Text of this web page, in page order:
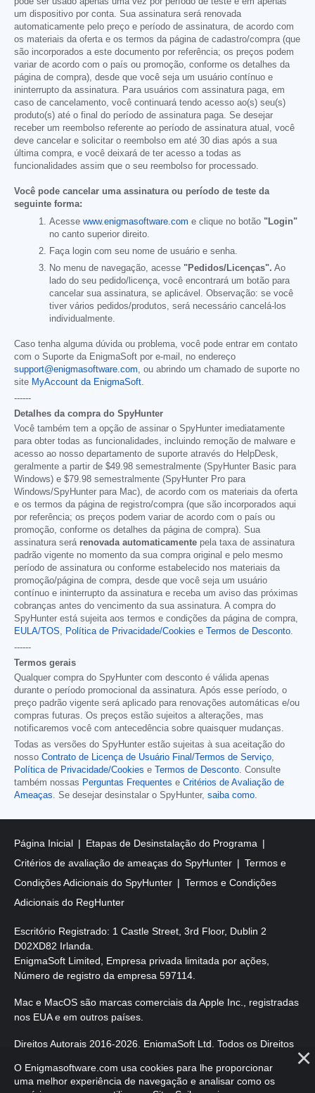
um dispositivo por conta. Sua assinatura será renovada
automaticamente pelo preço e período de assinatura, de acordo com
os materiais da oferta e os termos da página de cadastro/compra (que
são incorporados a este documento por referência; os preços podem
variar de acordo com o país ou promoção, conforme os detalhes da
página de compra), desde que você seja um usuário contínuo e
ininterrupto da assinatura. Para usuários com assinatura paga, em
caso de cancelamento, você continuará tendo acesso ao(s) seu(s)
produto(s) até o final do período de assinatura paga. Se desejar
receber um reembolso referente ao período de assinatura atual, você
deve cancelar e solicitar o reembolso em até 30 dias após a sua
última compra, e você deixará de ter acesso a todas as
funcionalidades assim que o seu reembolso for processado.
Você pode cancelar uma assinatura ou período de teste da
seguinte forma:
Acesse www.enigmasoftware.com e clique no botão "Login"
no canto superior direito.
Faça login com seu nome de usuário e senha.
No menu de navegação, acesse "Pedidos/Licenças". Ao
lado do seu pedido/licença, você encontrará um botão para
cancelar sua assinatura, se aplicável. Observação: se você
tiver vários pedidos/produtos, será necessário cancelá-los
individualmente.
Caso tenha alguma dúvida ou problema, você pode entrar em contato
com o Suporte da EnigmaSoft por e-mail, no endereço
support@enigmasoftware.com, ou abrindo um chamado de suporte no
site MyAccount da EnigmaSoft.
------
Detalhes da compra do SpyHunter
Você também tem a opção de assinar o SpyHunter imediatamente
para obter todas as funcionalidades, incluindo remoção de malware e
acesso ao nosso departamento de suporte através do HelpDesk,
geralmente a partir de $49.98 semestralmente (SpyHunter Basic para
Windows) e $79.98 semestralmente (SpyHunter Pro para
Windows/SpyHunter para Mac), de acordo com os materiais da oferta
e os termos da página de registro/compra (que são incorporados aqui
por referência; os preços podem variar de acordo com o país ou
promoção, conforme os detalhes da página de compra). Sua
assinatura será renovada automaticamente pela taxa de assinatura
padrão vigente no momento da sua compra original e pelo mesmo
período de assinatura ou conforme estabelecido nos materiais da
promoção/página de compra, desde que você seja um usuário
contínuo e ininterrupto da assinatura e receba um aviso das próximas
cobranças antes do vencimento da sua assinatura. A compra do
SpyHunter está sujeita aos termos e condições da página de compra,
EULA/TOS, Política de Privacidade/Cookies e Termos de Desconto.
------
Termos gerais
Qualquer compra do SpyHunter com desconto é válida apenas
durante o período promocional da assinatura. Após esse período, o
preço padrão vigente será aplicado para renovações automáticas e/ou
compras futuras. Os preços estão sujeitos a alterações, mas
notificaremos você com antecedência sobre quaisquer mudanças.
Todas as versões do SpyHunter estão sujeitas à sua aceitação do
nosso Contrato de Licença de Usuário Final/Termos de Serviço,
Política de Privacidade/Cookies e Termos de Desconto. Consulte
também nossas Perguntas Frequentes e Critérios de Avaliação de
Ameaças. Se desejar desinstalar o SpyHunter, saiba como.
Página Inicial
Etapas de Desinstalação do Programa
Critérios de avaliação de ameaças do SpyHunter
Termos e
Condições Adicionais do SpyHunter
Termos e Condições
Adicionais do RegHunter
Escritório Registrado: 1 Castle Street, 3rd Floor, Dublin 2
D02XD82 Irlanda.
EnigmaSoft Limited, Empresa privada limitada por ações,
Número de registro da empresa 597114.
Mac e MacOS são marcas comerciais da Apple Inc., registradas
nos EUA e em outros países.
Direitos Autorais 2016-2026 . EnigmaSoft Ltd. Todos os Direitos
O Enigmasoftware.com usa cookies para lhe proporcionar
uma melhor experiência de navegação e analisar como os